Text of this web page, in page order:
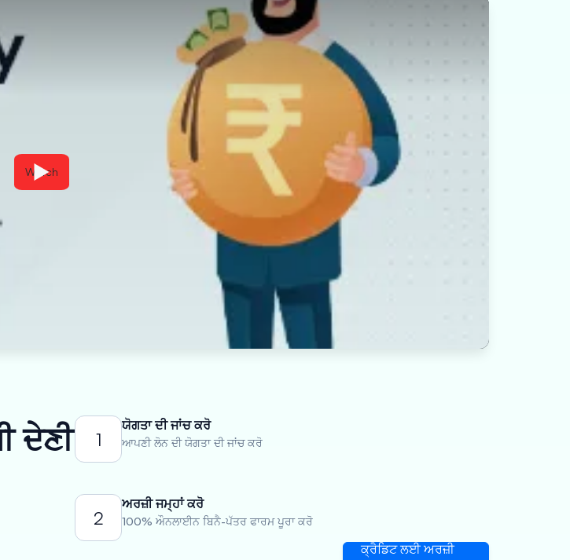
Watch
ਦੇਣੀ
1
ਯੋਗਤਾ ਦੀ ਜਾਂਚ ਕਰੋ
ਆਪਣੀ ਲੋਨ ਦੀ ਯੋਗਤਾ ਦੀ ਜਾਂਚ ਕਰੋ
2
ਅਰਜ਼ੀ ਜਮ੍ਹਾਂ ਕਰੋ
100% ਔਨਲਾਈਨ ਬਿਨੈ-ਪੱਤਰ ਫਾਰਮ ਪੂਰਾ ਕਰੋ
ਕ੍ਰੈਡਿਟ ਲਈ ਅਰਜ਼ੀ